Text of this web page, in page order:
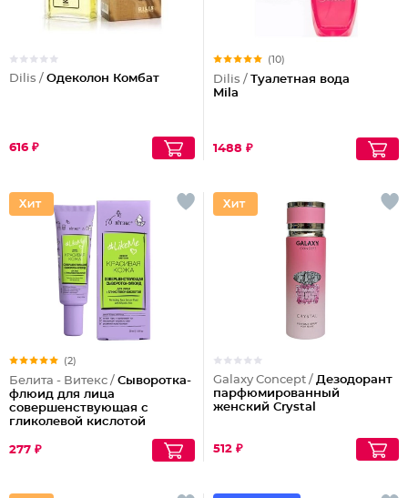
Dilis / Одеколон Комбат
616 ₽
(10)
Dilis / Туалетная вода
Mila
1488 ₽
(2)
Белита - Витекс / Сыворотка-
флюид для лица
совершенствующая с
гликолевой кислотой
277 ₽
Galaxy Concept / Дезодорант
парфюмированный
женский Crystal
512 ₽